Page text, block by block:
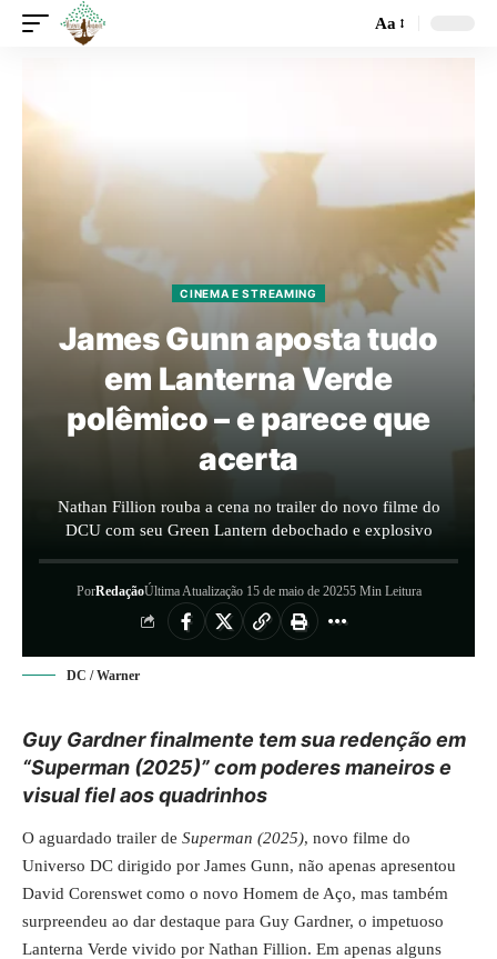
Aa
CINEMA E STREAMING
James Gunn aposta tudo
em Lanterna Verde
polêmico – e parece que
acerta
Nathan Fillion rouba a cena no trailer do novo filme do
DCU com seu Green Lantern debochado e explosivo
PorRedaçãoÚltima Atualização 15 de maio de 20255 Min Leitura
DC / Warner
Guy Gardner finalmente tem sua redenção em
“Superman (2025)” com poderes maneiros e
visual fiel aos quadrinhos
O aguardado trailer de Superman (2025), novo filme do
Universo DC dirigido por James Gunn, não apenas apresentou
David Corenswet como o novo Homem de Aço, mas também
surpreendeu ao dar destaque para Guy Gardner, o impetuoso
Lanterna Verde vivido por Nathan Fillion. Em apenas alguns